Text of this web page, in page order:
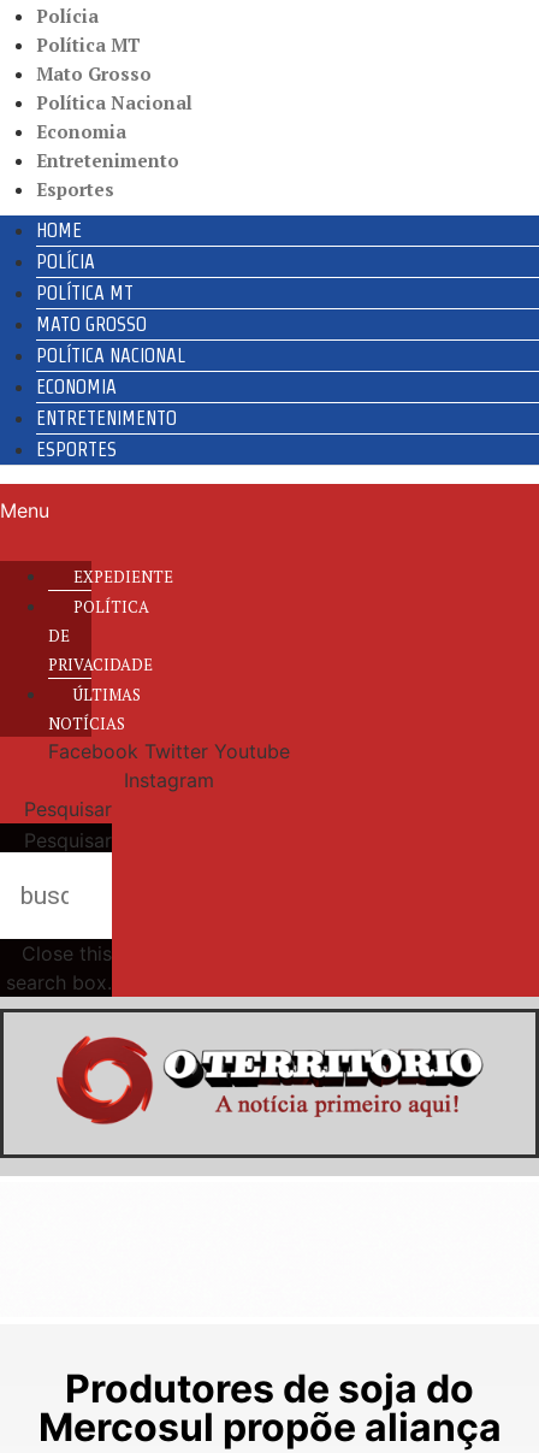
Polícia
Política MT
Mato Grosso
Política Nacional
Economia
Entretenimento
Esportes
HOME
POLÍCIA
POLÍTICA MT
MATO GROSSO
POLÍTICA NACIONAL
ECONOMIA
ENTRETENIMENTO
ESPORTES
Menu
EXPEDIENTE
POLÍTICA
DE
PRIVACIDADE
ÚLTIMAS
NOTÍCIAS
Facebook Twitter Youtube
Instagram
Pesquisar
Pesquisar
Close this
search box.
Produtores de soja do
Mercosul propõe aliança